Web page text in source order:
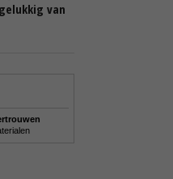
van